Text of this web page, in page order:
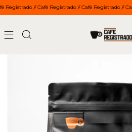
// Café Registrado // Café Registrado //